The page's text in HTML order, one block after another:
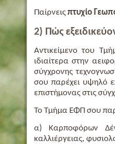
Παίρνεις πτυχίο
2) Πώς
Αντικείμενο του
ιδιαίτερα στην
σύγχρονης
σου παρέχει υψηλό
επιστήμονας στις
Το Τμήμα ΕΦΠ σου
α) Καρποφόρων
καλλιέργειας,